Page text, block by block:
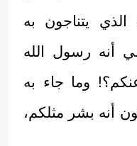
الذي يتناجون به
أنه رسول الله
وما جاء به
أنه بشر مثلكم،